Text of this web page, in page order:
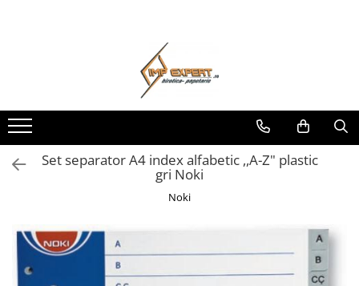
ORGANIZARE & ARHIVARE
BIBLIORAFTURI & CAIETE MECANICE
ACCESORII ARHIVARE
SEPARATOARE
CUTII DE ARHIVARE
DOSARE DIN PLASTIC & CARTON
MAPE DE BIROU
Set separator A4 index alfabetic ,,A-Z" plastic
gri Noki
Noki